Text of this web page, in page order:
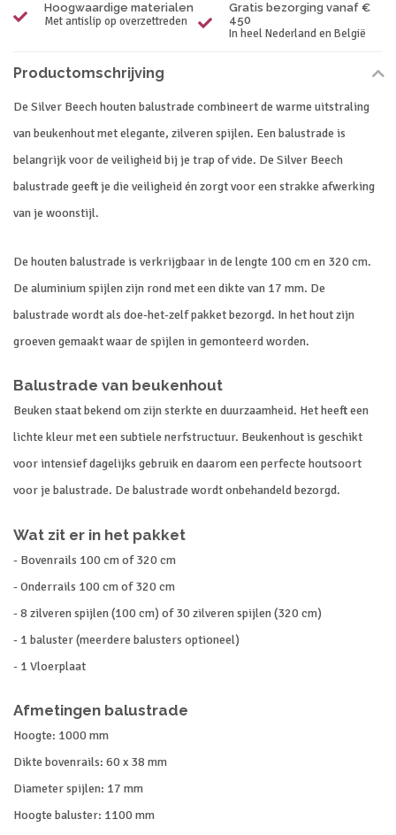
Hoogwaardige materialen
Met antislip op overzettreden
Gratis bezorging vanaf €
450
In heel Nederland en België
Productomschrijving
De Silver Beech houten balustrade combineert de warme uitstraling
van beukenhout met elegante, zilveren spijlen. Een balustrade is
belangrijk voor de veiligheid bij je trap of vide. De Silver Beech
balustrade geeft je die veiligheid én zorgt voor een strakke afwerking
van je woonstijl.
De houten balustrade is verkrijgbaar in de lengte 100 cm en 320 cm.
De aluminium spijlen zijn rond met een dikte van 17 mm. De
balustrade wordt als doe-het-zelf pakket bezorgd. In het hout zijn
groeven gemaakt waar de spijlen in gemonteerd worden.
Balustrade van beukenhout
Beuken staat bekend om zijn sterkte en duurzaamheid. Het heeft een
lichte kleur met een subtiele nerfstructuur. Beukenhout is geschikt
voor intensief dagelijks gebruik en daarom een perfecte houtsoort
voor je balustrade. De balustrade wordt onbehandeld bezorgd.
Wat zit er in het pakket
- Bovenrails 100 cm of 320 cm
- Onderrails 100 cm of 320 cm
- 8 zilveren spijlen (100 cm) of 30 zilveren spijlen (320 cm)
- 1 baluster (meerdere balusters optioneel)
- 1 Vloerplaat
Afmetingen balustrade
Hoogte: 1000 mm
Dikte bovenrails: 60 x 38 mm
Diameter spijlen: 17 mm
Hoogte baluster: 1100 mm